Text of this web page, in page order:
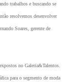
trabalhos e buscando se
resolvemos desenvolver
Soares, gerente de
no Galeria&Talentos.
para o segmento de moda